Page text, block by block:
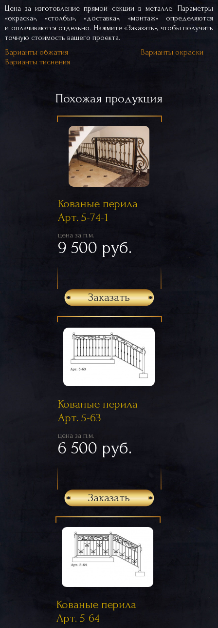
Цена за изготовление прямой секции в металле. Параметры
«окраска», «столбы», «доставка», «монтаж» определяются
и оплачиваются отдельно. Нажмите «Заказать», чтобы получить
точную стоимость вашего проекта.
Варианты обжатия
Варианты окраски
Варианты тиснения
Похожая продукция
Кованые перила
Арт. 5-74-1
цена за п.м.
9 500 руб.
Заказать
Кованые перила
Арт. 5-63
цена за п.м.
6 500 руб.
Заказать
Кованые перила
Арт. 5-64